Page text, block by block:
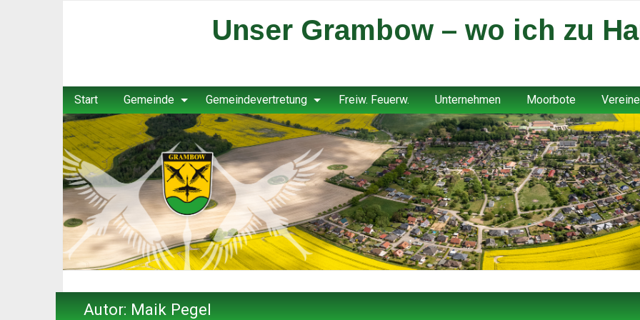
Unser Grambow – wo ich zu
Start Gemeinde Gemeindevertretung Freiw. Feuerw. Unternehmen Moorbote Vereine
Autor:Maik Pegel